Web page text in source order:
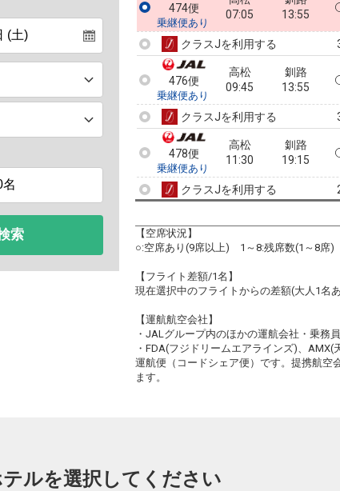
索
474便
乗継便あり
07:05
13:55
クラスJを利用する
476便
乗継便あり
高松
09:45
釧路
13:55
クラスJを利用する
478便
乗継便あり
高松
11:30
釧路
19:15
クラスJを利用する
480便
乗継便あり
482便
乗継便あり
高松
釧路
クラスJを利用する
【空席状況】
○:空席あり(9席以上) 1～8:残席数(1～8席
【フライト差額/1名】
現在選択中のフライトからの差額(大人1名
【運航航空会社】
・JALグループ内のほかの運航会社・乗務
・FDA(フジドリームエアラインズ)、
運航便（コードシェア便）です。提携航空
ます。
ルを選択してください